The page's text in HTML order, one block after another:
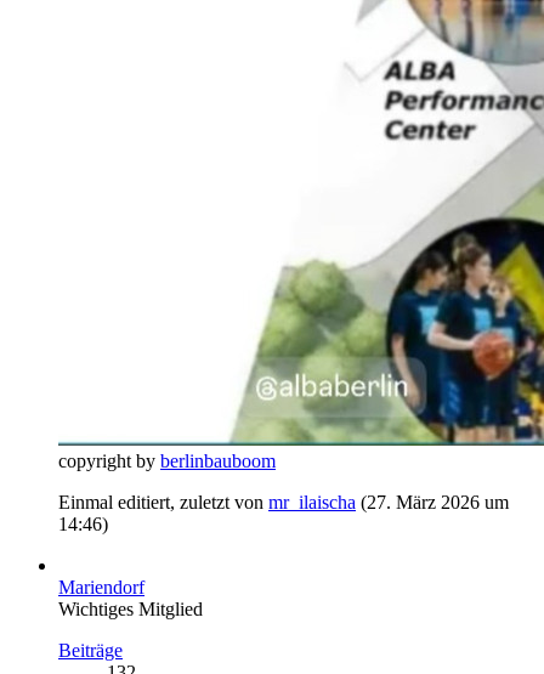
copyright by berlinbauboom
Einmal editiert, zuletzt von mr_ilaischa (27. März 2026 um
14:46)
Mariendorf
Wichtiges Mitglied
Beiträge